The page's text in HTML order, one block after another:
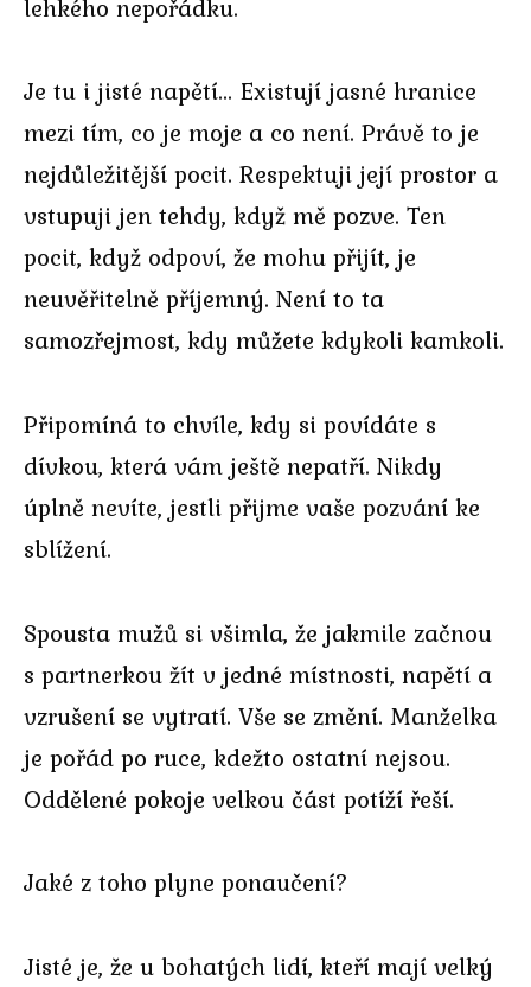
Je tu i jisté napětí… Existují jasné hranice
mezi tím, co je moje a co není. Právě to je
nejdůležitější pocit. Respektuji její prostor a
vstupuji jen tehdy, když mě pozve. Ten
pocit, když odpoví, že mohu přijít, je
neuvěřitelně příjemný. Není to ta
samozřejmost, kdy můžete kdykoli kamkoli.
Připomíná to chvíle, kdy si povídáte s
dívkou, která vám ještě nepatří. Nikdy
úplně nevíte, jestli přijme vaše pozvání ke
sblížení.
Spousta mužů si všimla, že jakmile začnou
s partnerkou žít v jedné místnosti, napětí a
vzrušení se vytratí. Vše se změní. Manželka
je pořád po ruce, kdežto ostatní nejsou.
Oddělené pokoje velkou část potíží řeší.
Jaké z toho plyne ponaučení?
Jisté je, že u bohatých lidí, kteří mají velký